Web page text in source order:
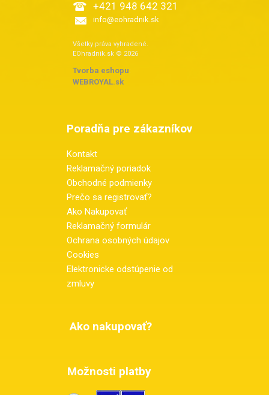
+421 948 642 321
info@eohradnik.sk
Všetky práva vyhradené.
EOhradnik.sk © 2026
Tvorba eshopu:
WEBROYAL.sk
Poradňa pre zákazníkov
Kontakt
Reklamačný poriadok
Obchodné podmienky
Prečo sa registrovať?
Ako Nakupovať
Reklamačný formulár
Ochrana osobných údajov
Cookies
Elektronicke odstúpenie od
zmluvy
Ako nakupovať?
Možnosti platby